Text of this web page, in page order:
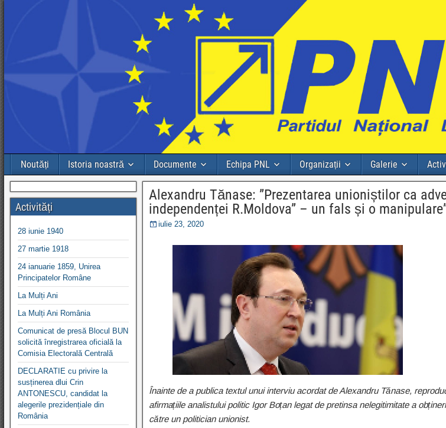
Noutăți Istoria noastră Documente Echipa PNL Organizații Galerie
Alexandru Tănase: ”Prezentarea unioniștilor ca
independenței R.Moldova” – un fals și o
iulie 23, 2020
Înainte de a publica textul unui interviu acordat de Alexandru Tănase,
afirmațiile analistului politic Igor Boțan legat de pretinsa nelegitimitate a
către un politician unionist.
Activități
28 iunie 1940
27 martie 1918
24 ianuarie 1859, Unirea
Principatelor Române
La Mulți Ani
La Mulți Ani România
Comunicat de presă Blocul BUN
solicită înregistrarea oficială la
Comisia Electorală Centrală
DECLARATIE cu privire la
susținerea dlui Crin
ANTONESCU, candidat la
alegerile prezidențiale din
România